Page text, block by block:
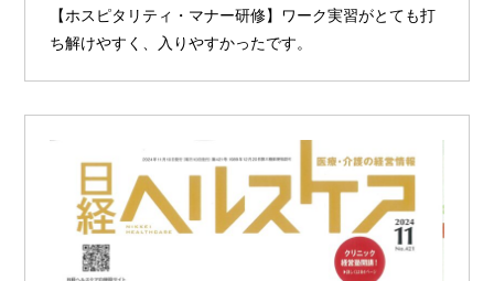
【ホスピタリティ・マナー研修】ワーク実習がとても打
ち解けやすく、入りやすかったです。